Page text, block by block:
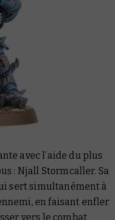
avec l’aide du plus
: Njall Stormcaller. Sa
sert simultanément à
en faisant enfler
vers le combat